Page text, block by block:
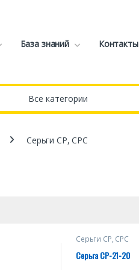
База знаний Контакты
Серьги СР, СРС
Серьги СР, СРС
Серьга СР-21-20